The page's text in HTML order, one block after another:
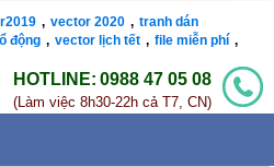
, vector 2020 , tranh dán
động , vector lịch tết , file miễn phí ,
HOTLINE: 0988 47 05 08
(Làm việc 8h30-22h cả T7, CN)